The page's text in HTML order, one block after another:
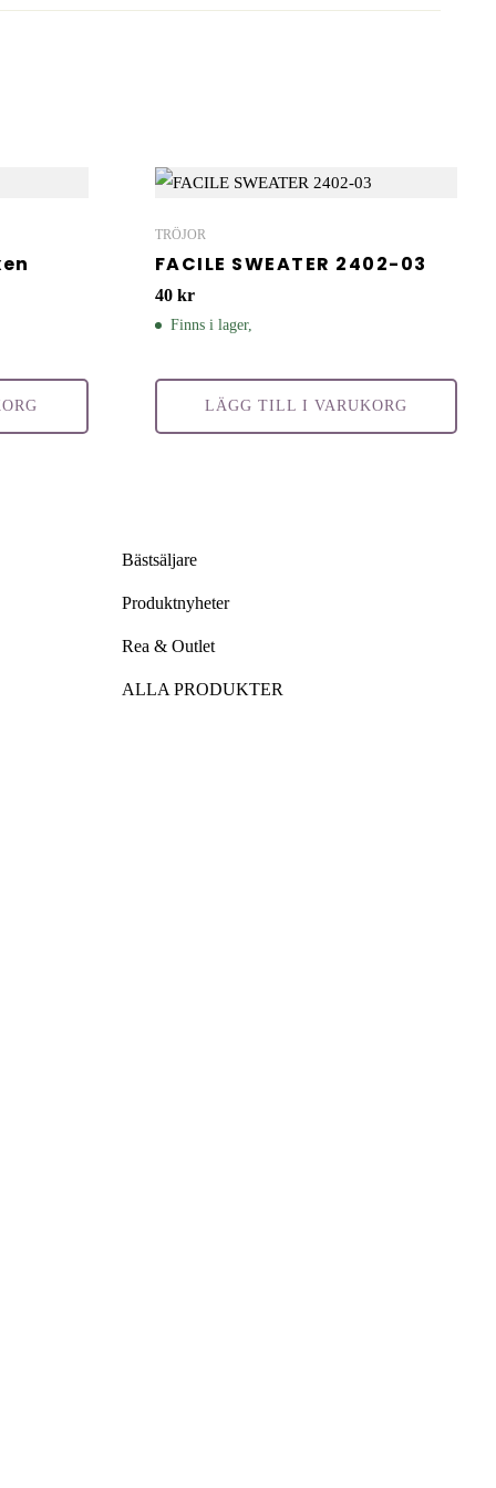
TRÖJOR
FACILE SWEATER 2402-03
40 kr
Finns i lager,
LÄGG TILL I VARUKORG
Bästsäljare
Produktnyheter
Rea & Outlet
ALLA PRODUKTER